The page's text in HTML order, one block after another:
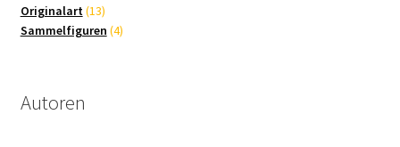
Originalart 1313
Produkte
Sammelfiguren 44
Autoren